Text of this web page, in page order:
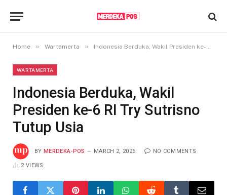
Home » Wartamerta » Indonesia Berduka, Wakil Presiden ke-6 RI Try Sutrisno Tutup Usia
WARTAMERTA
Indonesia Berduka, Wakil
Presiden ke-6 RI Try Sutrisno
Tutup Usia
BY MERDEKA-POS MARCH 2, 2026 NO COMMENTS
2VIEWS